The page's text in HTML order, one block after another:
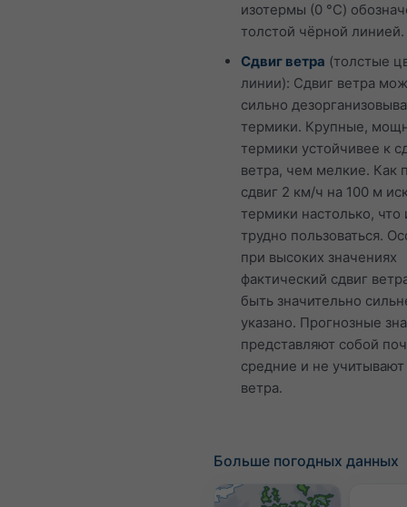
изотермы (0 °C)
толстой чёрной линией.
Сдвиг ветра (толстые
линии): Сдвиг ветра
сильно
термики. Крупные,
термики устойчивее к
ветра, чем мелкие. Как
сдвиг 2 км/ч на 100 м
термики настолько, что
трудно пользоваться.
при высоких значениях
фактический сдвиг
быть значительно
указано. Прогнозные
представляют собой
средние и не
ветра.
Больше погодных данных